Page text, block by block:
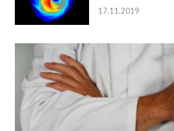
17.11.2019